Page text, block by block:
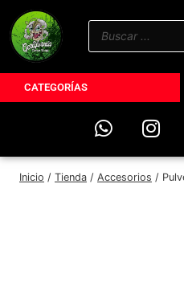
CATEGORÍAS
Inicio / Tienda / Accesorios /